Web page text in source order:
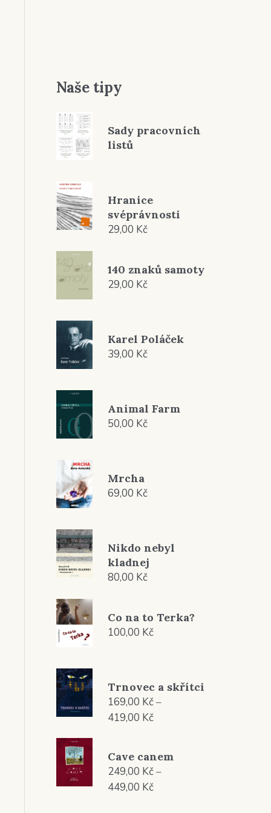
Naše tipy
Sady pracovních
listů
Hranice
svéprávnosti
29,00 Kč
140 znaků samoty
29,00 Kč
Karel Poláček
39,00 Kč
Animal Farm
50,00 Kč
Mrcha
69,00 Kč
Nikdo nebyl
kladnej
80,00 Kč
Co na to Terka?
100,00 Kč
Trnovec a skřítci
169,00 Kč–
419,00 KčRozpětí
až
419,00 Kč
Cave canem
249,00 Kč–
449,00 KčRozpětí